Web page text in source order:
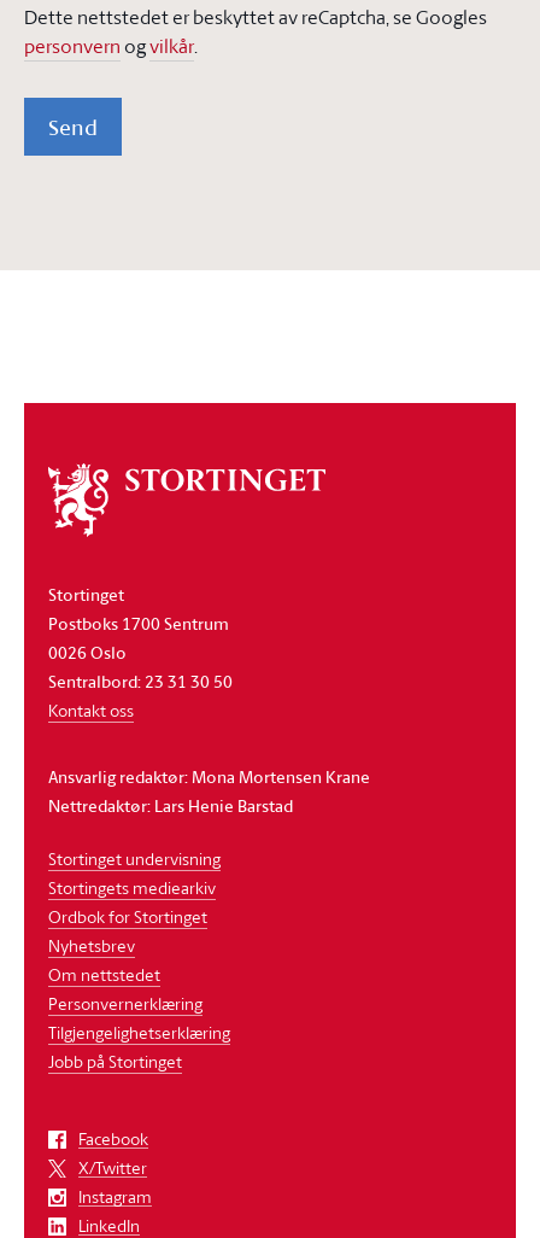
Dette nettstedet er beskyttet av reCaptcha, se Googles
personvern ogvilkår.
Send
Om
stortinget
Stortinget
Postboks 1700 Sentrum
0026 Oslo
Sentralbord: 23 31 30 50
Kontakt oss
Ansvarlig redaktør: Mona Mortensen Krane
Nettredaktør: Lars Henie Barstad
Stortinget undervisning
Stortingets mediearkiv
Ordbok for Stortinget
Nyhetsbrev
Om nettstedet
Personvernerklæring
Tilgjengelighetserklæring
Jobb på Stortinget
Facebook
X/Twitter
Instagram
LinkedIn